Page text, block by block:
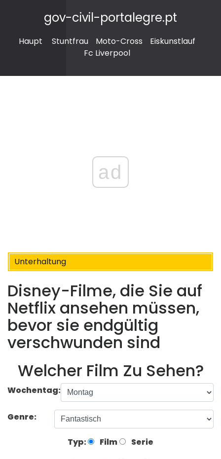
gov-civil-portalegre.pt
Haupt Stuntfrau Moto-Cross
Eiskunstlauf
Fc Liverpool
ad
Unterhaltung
Disney-Filme, die Sie auf
Netflix ansehen müssen,
bevor sie endgültig
verschwunden sind
Welcher Film Zu Sehen?
Wochentag:
Genre:
Typ: Film Serie